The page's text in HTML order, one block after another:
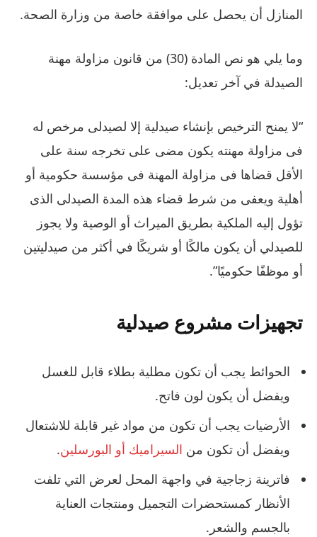
المنازل أن يحصل على موافقة خاصة من وزارة الصحة.
وما يلي هو نص المادة (30) من قانون مزاولة مهنة
الصيدلة في آخر تعديل:
“لا يمنح الترخيص بإنشاء صيدلية إلا لصيدلى مرخص له
فى مزاولة مهنته يكون مضى على تخرجه سنة على
الأقل قضاها فى مزاولة المهنة فى مؤسسة حكومية أو
أهلية ويعفى من شرط قضاء هذه المدة الصيدلى الذى
تؤول إليه الملكية بطريق الميراث أو الوصية ولا يجوز
للصيدلي أن يكون مالكًا أو شريكًا في أكثر من صيدليتين
أو موظفًا حكوميًا”.
تجهيزات مشروع صيدلية
الحوائط يجب أن تكون مطلية بطلاء قابل للغسل
ويفضل أن يكون لون فاتح.
الأرضيات يجب أن تكون من مواد غير قابلة للاشتعال
ويفضل أن تكون من السيراميك أو البورسلين.
فاترينة زجاجية في واجهة المحل لعرض التي تلفت
الأنظار كمستحضرات التجميل ومنتجات العناية
بالجسم والشعر.